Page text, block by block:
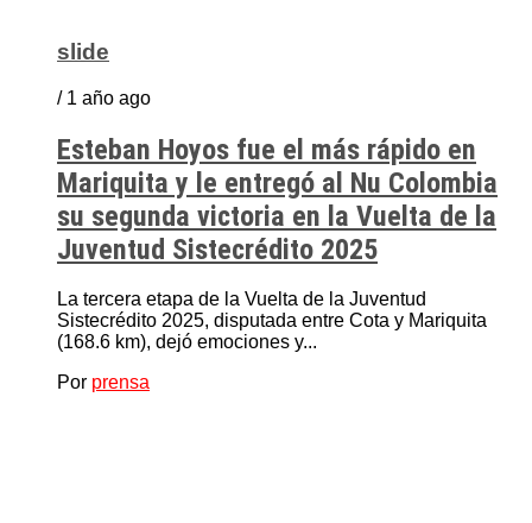
slide
/ 1 año ago
Esteban Hoyos fue el más rápido en
Mariquita y le entregó al Nu Colombia
su segunda victoria en la Vuelta de la
Juventud Sistecrédito 2025
La tercera etapa de la Vuelta de la Juventud
Sistecrédito 2025, disputada entre Cota y Mariquita
(168.6 km), dejó emociones y...
Por prensa